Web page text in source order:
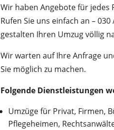
Wir haben Angebote für
Rufen Sie uns einfach an –
gestalten Ihren Umzug völlig
Wir warten auf Ihre Anfrage
Sie möglich zu machen.
Folgende Dienstleistungen
Umzüge für Privat, Firmen,
Pflegeheimen,